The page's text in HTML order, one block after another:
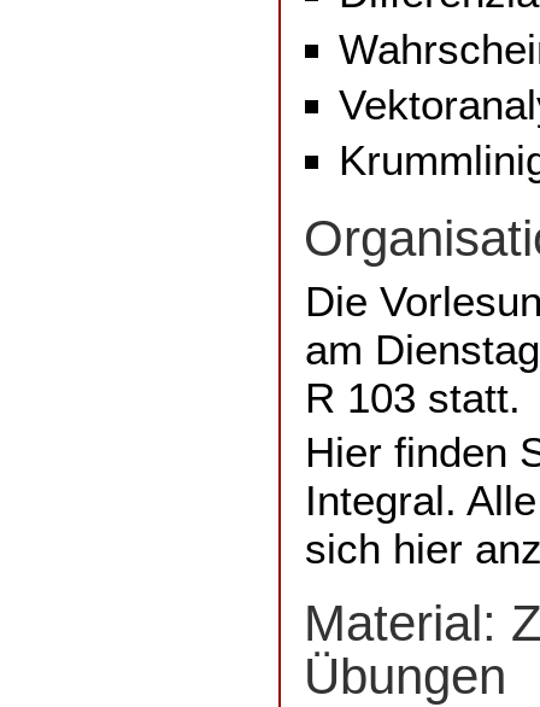
Die
am
R 103 statt.
Hier finden
Integral.
sich hier
Material:
Übungen